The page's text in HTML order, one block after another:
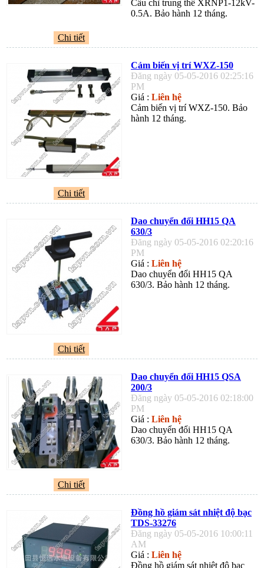
Cầu chì trung thế XRNP1-12kV-
0.5A. Bảo hành 12 tháng.
Chi tiết
Cảm biến vị trí WXZ-150
Đăng ngày 05-05-2016 02:25:16
PM
Giá : Liên hệ
Cảm biến vị trí WXZ-150. Bảo
hành 12 tháng.
Chi tiết
Dao chuyển đổi HH15 QA
630/3
Đăng ngày 05-05-2016 02:20:16
PM
Giá : Liên hệ
Dao chuyển đổi HH15 QA
630/3. Bảo hành 12 tháng.
Chi tiết
Dao chuyển đổi HH15 QSA
200/3
Đăng ngày 05-05-2016 02:18:00
PM
Giá : Liên hệ
Dao chuyển đổi HH15 QA
630/3. Bảo hành 12 tháng.
Chi tiết
Đồng hồ giám sát nhiệt độ bạc
TDS-33276
Đăng ngày 05-05-2016 10:00:11
AM
Giá : Liên hệ
Đồng hồ giám sát nhiệt độ bạc